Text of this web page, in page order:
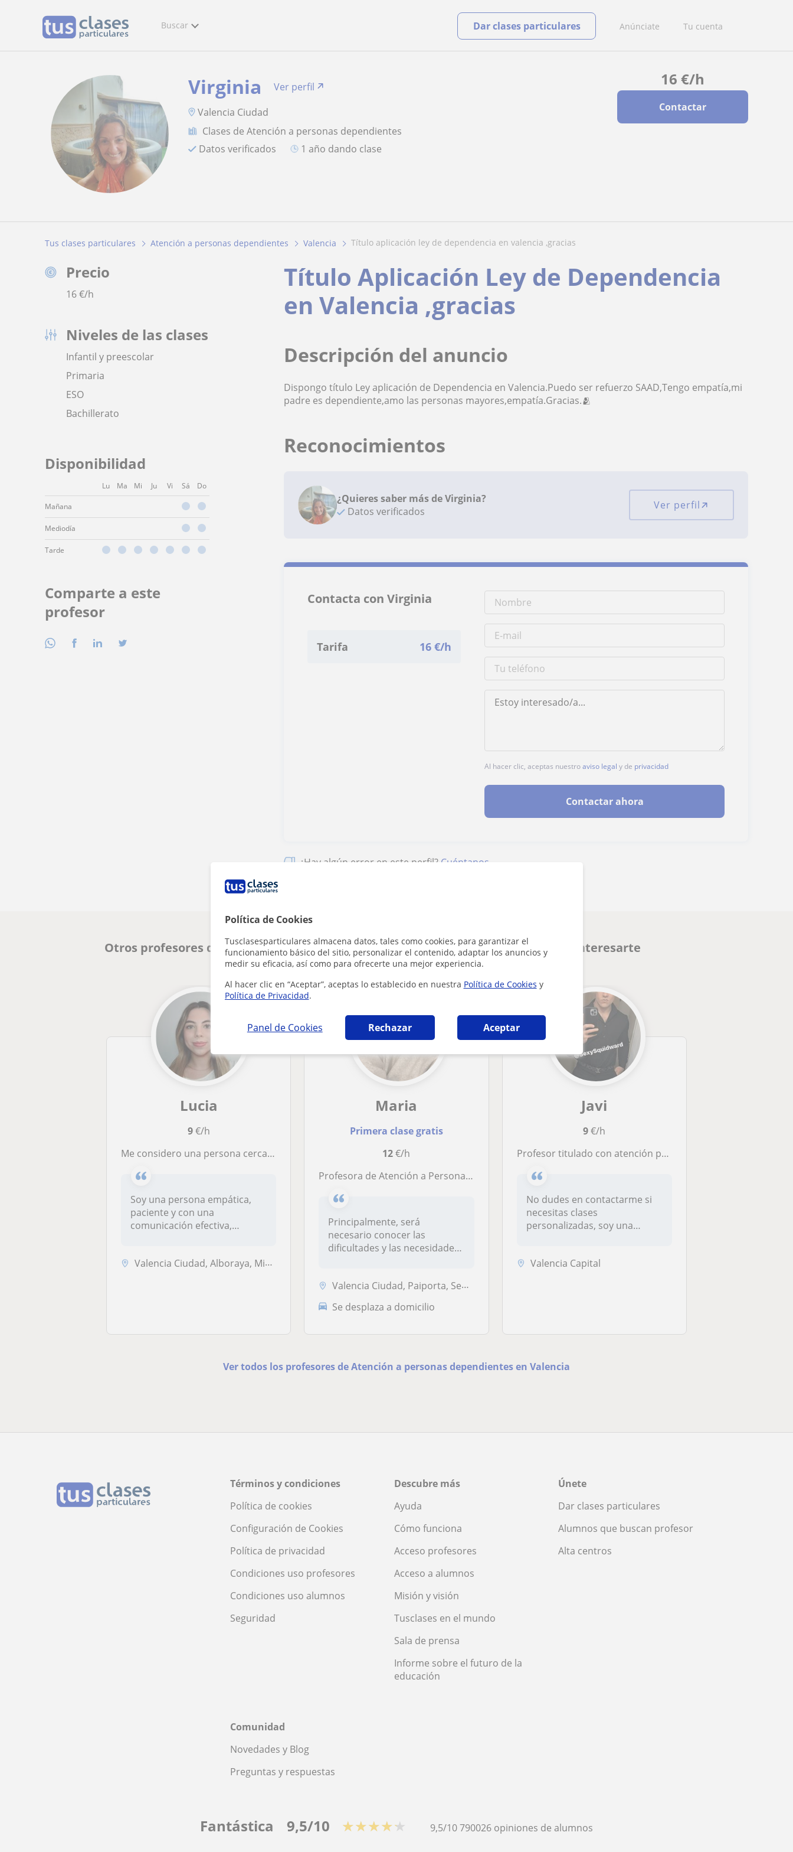
Política de Cookies
Tusclasesparticulares almacena datos, tales como cookies, para garantizar el
funcionamiento básico del sitio, personalizar el contenido, adaptar los anuncios y
medir su eficacia, así como para ofrecerte una mejor experiencia.
Al hacer clic en “Aceptar”, aceptas lo establecido en nuestra Política de Cookies y
Política de Privacidad.
Panel de Cookies Rechazar Aceptar
Buscar Anúnciate Tu cuenta
Dar clases particulares
16 €/h
Contactar
Virginia
Ver perfil
Valencia Ciudad
Clases de Atención a personas dependientes
Datos verificados
1 año dando clase
Tus clases particulares Atención a personas dependientes Valencia título aplicación ley de dependencia en valencia ,gracias
Precio
16€/h
Niveles de las clases
Infantil y preescolar
Primaria
ESO
Bachillerato
Disponibilidad
Lu Ma Mi Ju Vi Sá Do
Mañana
Mediodía
Tarde
Comparte a este
profesor
Título Aplicación Ley de Dependencia
en Valencia ,gracias
Descripción del anuncio
Dispongo título Ley aplicación de Dependencia en Valencia.Puedo ser refuerzo SAAD,Tengo empatía,mi
padre es dependiente,amo las personas mayores,empatía.Gracias.🫂
Reconocimientos
¿Quieres saber más de Virginia?
Datos verificados
Ver perfil
Contacta con Virginia
Tarifa 16 €/h
Al hacer clic, aceptas nuestroaviso legal y de privacidad
Contactar ahora
¿Hay algún error en este perfil? Cuéntanos
Otros profesores de Atención a personas dependientes en Valencia que pueden interesarte
Lucia
9€/h
Me considero una persona cercana, comprensiva y con vocación por ayudar a personas con diferentes capacidades.
Soy una persona empática,
paciente y con una
comunicación efectiva,
Valencia Ciudad, Alboraya, Mislata, Tavernes Blanques, Valencia (Ciuda...
Maria
Primera clase gratis
12€/h
Profesora de Atención a Personas en Situación de Dependencia
Principalmente, será
necesario conocer las
dificultades y las necesidades
Valencia Ciudad, Paiporta, Sedaví, Valencia (Ciudad), Alfafar, Catarro...
Se desplaza a domicilio
Javi
9€/h
Profesor titulado con atención personalizada a personas dependientes.
No dudes en contactarme si
necesitas clases
personalizadas, soy una
Valencia Capital
Ver todos los profesores de Atención a personas dependientes en Valencia
Términos y condiciones
Política de cookies
Configuración de Cookies
Política de privacidad
Condiciones uso profesores
Condiciones uso alumnos
Seguridad
Descubre más
Ayuda
Cómo funciona
Acceso profesores
Acceso a alumnos
Misión y visión
Tusclases en el mundo
Sala de prensa
Informe sobre el futuro de la
educación
Únete
Dar clases particulares
Alumnos que buscan profesor
Alta centros
Comunidad
Novedades y Blog
Preguntas y respuestas
Fantástica 9,5/10 ★★★★★ 9,5/10790026 opiniones de alumnos